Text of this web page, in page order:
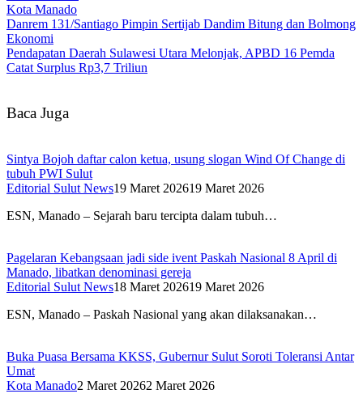
Kota Manado
Danrem 131/Santiago Pimpin Sertijab Dandim Bitung dan Bolmong
Ekonomi
Pendapatan Daerah Sulawesi Utara Melonjak, APBD 16 Pemda
Catat Surplus Rp3,7 Triliun
Baca Juga
Sintya Bojoh daftar calon ketua, usung slogan Wind Of Change di
tubuh PWI Sulut
Editorial Sulut News19 Maret 202619 Maret 2026
ESN, Manado – Sejarah baru tercipta dalam tubuh…
Pagelaran Kebangsaan jadi side ivent Paskah Nasional 8 April di
Manado, libatkan denominasi gereja
Editorial Sulut News18 Maret 202619 Maret 2026
ESN, Manado – Paskah Nasional yang akan dilaksanakan…
Buka Puasa Bersama KKSS, Gubernur Sulut Soroti Toleransi Antar
Umat
Kota Manado2 Maret 20262 Maret 2026